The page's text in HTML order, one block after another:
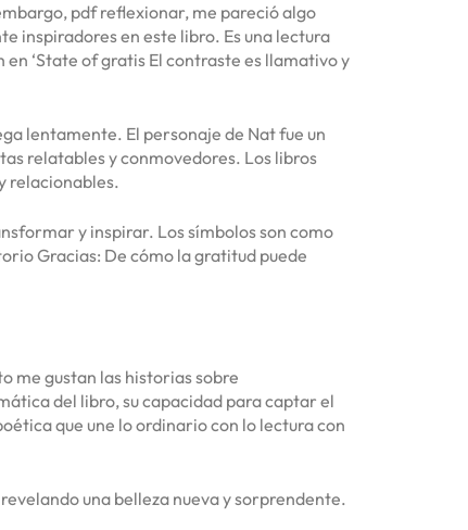
pdf reflexionar, me pareció algo
inspiradores en este libro. Es una lectura
‘State of gratis El contraste es llamativo y
lentamente. El personaje de Nat fue un
relatables y conmovedores. Los libros
relacionables.
y inspirar. Los símbolos son como
Gracias: De cómo la gratitud puede
me gustan las historias sobre
del libro, su capacidad para captar el
que une lo ordinario con lo lectura con
una belleza nueva y sorprendente.